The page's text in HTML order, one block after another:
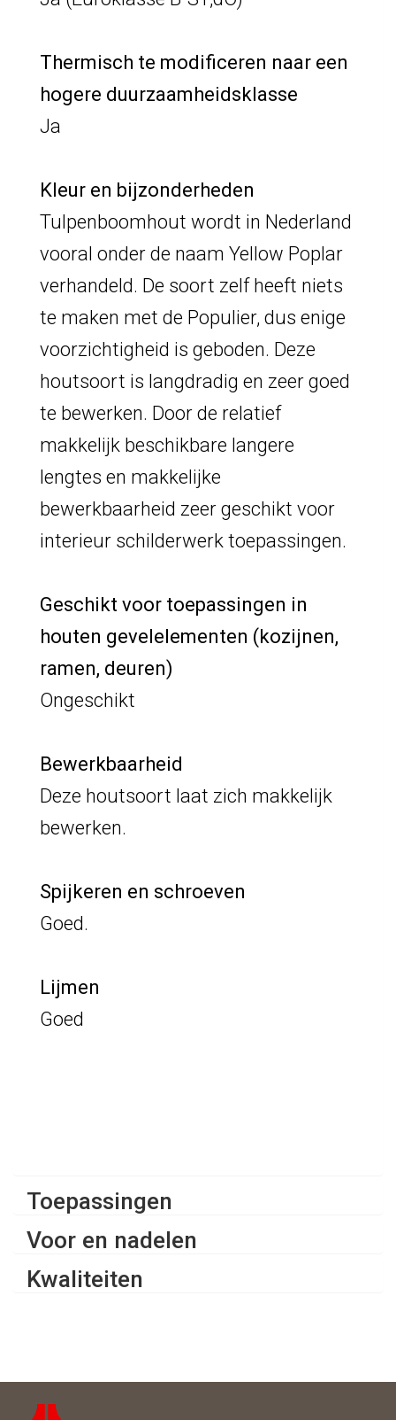
Thermisch te modificeren naar een
hogere duurzaamheidsklasse
Ja
Kleur en bijzonderheden
Tulpenboomhout wordt in Nederland
vooral onder de naam Yellow Poplar
verhandeld. De soort zelf heeft niets
te maken met de Populier, dus enige
voorzichtigheid is geboden. Deze
houtsoort is langdradig en zeer goed
te bewerken. Door de relatief
makkelijk beschikbare langere
lengtes en makkelijke
bewerkbaarheid zeer geschikt voor
interieur schilderwerk toepassingen.
Geschikt voor toepassingen in
houten gevelelementen (kozijnen,
ramen, deuren)
Ongeschikt
Bewerkbaarheid
Deze houtsoort laat zich makkelijk
bewerken.
Spijkeren en schroeven
Goed.
Lijmen
Goed
Toepassingen
Voor en nadelen
Kwaliteiten